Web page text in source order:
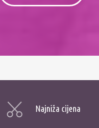
Najniža cijena